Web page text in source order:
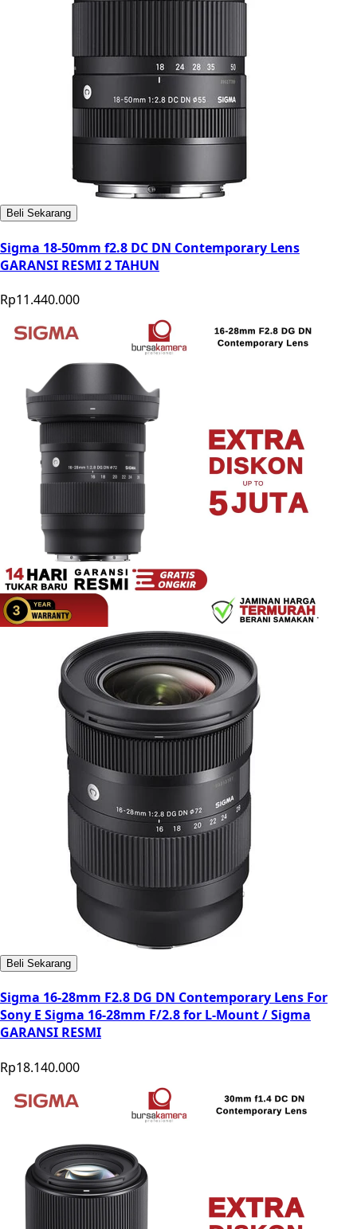
Beli Sekarang
Sigma 18-50mm f2.8 DC DN Contemporary Lens
GARANSI RESMI 2 TAHUN
Rp11.440.000
Beli Sekarang
Sigma 16-28mm F2.8 DG DN Contemporary Lens For
Sony E Sigma 16-28mm F/2.8 for L-Mount / Sigma
GARANSI RESMI
Rp18.140.000